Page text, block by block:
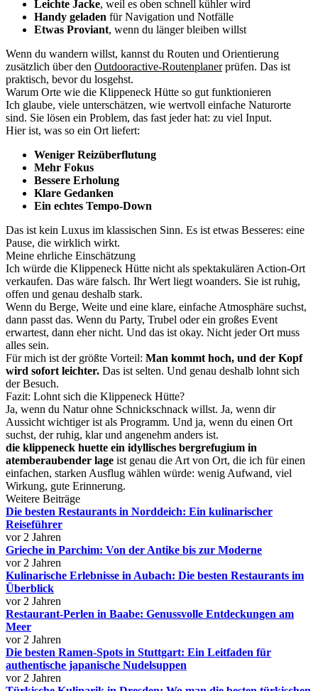
Leichte Jacke, weil es oben schnell kühler wird
Handy geladen für Navigation und Notfälle
Etwas Proviant, wenn du länger bleiben willst
Wenn du wandern willst, kannst du Routen und Orientierung
zusätzlich über den Outdooractive-Routenplanerprüfen. Das ist
praktisch, bevor du losgehst.
Warum Orte wie die Klippeneck Hütte so gut funktionieren
Ich glaube, viele unterschätzen, wie wertvoll einfache Naturorte
sind. Sie lösen ein Problem, das fast jeder hat: zu viel Input.
Hier ist, was so ein Ort liefert:
Weniger Reizüberflutung
Mehr Fokus
Bessere Erholung
Klare Gedanken
Ein echtes Tempo-Down
Das ist kein Luxus im klassischen Sinn. Es ist etwas Besseres: eine
Pause, die wirklich wirkt.
Meine ehrliche Einschätzung
Ich würde die Klippeneck Hütte nicht als spektakulären Action-Ort
verkaufen. Das wäre falsch. Ihr Wert liegt woanders. Sie ist ruhig,
offen und genau deshalb stark.
Wenn du Berge, Weite und eine klare, einfache Atmosphäre suchst,
dann passt das. Wenn du Party, Trubel oder ein großes Event
erwartest, dann eher nicht. Und das ist okay. Nicht jeder Ort muss
alles sein.
Für mich ist der größte Vorteil: Man kommt hoch, und der Kopf
wird sofort leichter. Das ist selten. Und genau deshalb lohnt sich
der Besuch.
Fazit: Lohnt sich die Klippeneck Hütte?
Ja, wenn du Natur ohne Schnickschnack willst. Ja, wenn dir
Aussicht wichtiger ist als Programm. Und ja, wenn du einen Ort
suchst, der ruhig, klar und angenehm anders ist.
die klippeneck huette ein idyllisches bergrefugium in
atemberaubender lage ist genau die Art von Ort, die ich für einen
einfachen, starken Ausflug wählen würde: wenig Aufwand, viel
Wirkung, gute Erinnerung.
Weitere Beiträge
Die besten Restaurants in Norddeich: Ein kulinarischer
Reiseführer
vor 2 Jahren
Grieche in Parchim: Von der Antike bis zur Moderne
vor 2 Jahren
Kulinarische Erlebnisse in Aubach: Die besten Restaurants im
Überblick
vor 2 Jahren
Restaurant-Perlen in Baabe: Genussvolle Entdeckungen am
Meer
vor 2 Jahren
Die besten Ramen-Spots in Stuttgart: Ein Leitfaden für
authentische japanische Nudelsuppen
vor 2 Jahren